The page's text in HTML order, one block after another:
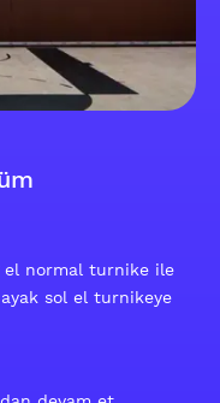
el normal turnike ile
sol el turnikeye